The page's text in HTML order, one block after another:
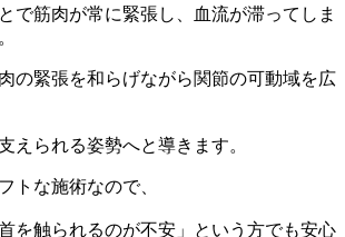
で筋肉が常に緊張し、血流が滞ってしま
の緊張を和らげながら関節の可動域を広
えられる姿勢へと導きます。
トな施術なので、
を触られるのが不安」という方でも安心